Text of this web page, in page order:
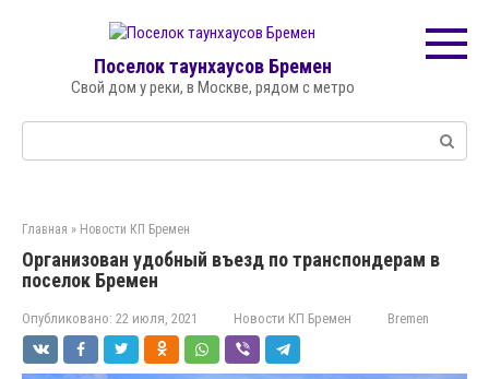
Поселок таунхаусов Бремен
Свой дом у реки, в Москве, рядом с метро
Главная » Новости КП Бремен
Организован удобный въезд по транспондерам в
поселок Бремен
Опубликовано: 22 июля, 2021 Новости КП Бремен Bremen